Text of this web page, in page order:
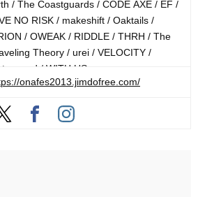
/ The Coastguards / CODE AXE / EF /
NO RISK / makeshift / Oaktails /
/ OWEAK / RIDDLE / THRH / The
Theory / urei / VELOCITY /
/ WITH US
onafes2013.jimdofree.com/